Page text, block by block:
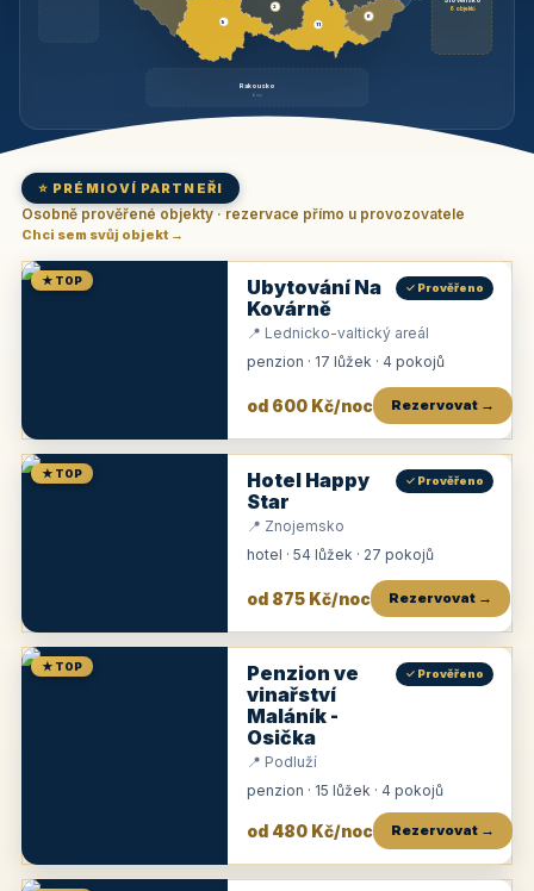
6 objektů
Rakousko
brzy
9
2
11
6
⭐ PRÉMIOVÍ PARTNEŘI
Osobně prověřené objekty · rezervace přímo u provozovatele
Chci sem svůj objekt →
★ TOP
Ubytování Na
Kovárně
✓ Prověřeno
📍 Lednicko-valtický areál
penzion · 17 lůžek · 4 pokojů
od 600 Kč/noc Rezervovat →
★ TOP
Hotel Happy
Star
✓ Prověřeno
📍 Znojemsko
hotel · 54 lůžek · 27 pokojů
od 875 Kč/noc Rezervovat →
★ TOP
Penzion ve
vinařství
Maláník -
Osička
✓ Prověřeno
📍 Podluží
penzion · 15 lůžek · 4 pokojů
od 480 Kč/noc Rezervovat →